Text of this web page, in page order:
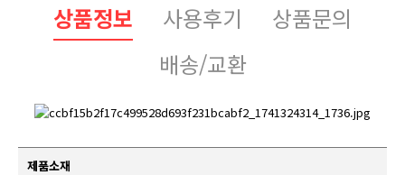
상품정보 사용후기
상품문의
배송/교환
제품소재